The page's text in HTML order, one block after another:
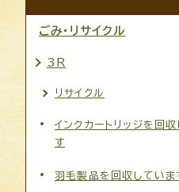
ごみ・リサイクル
3R
リサイクル
インクカートリッジを回
す
羽毛製品を回収していま